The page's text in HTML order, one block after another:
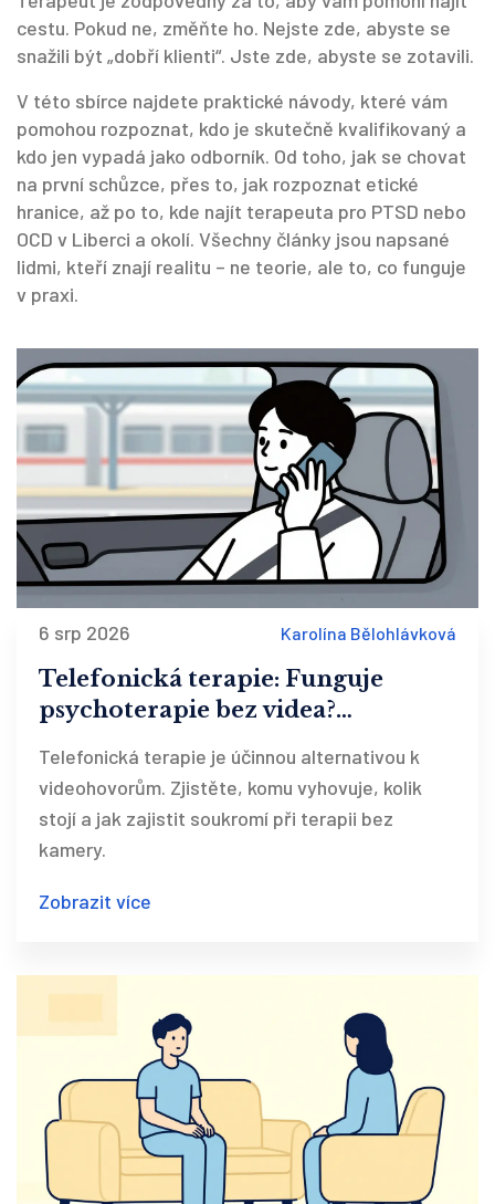
cestu. Pokud ne, změňte ho. Nejste zde, abyste se
snažili být „dobří klienti“. Jste zde, abyste se zotavili.
V této sbírce najdete praktické návody, které vám
pomohou rozpoznat, kdo je skutečně kvalifikovaný a
kdo jen vypadá jako odborník. Od toho, jak se chovat
na první schůzce, přes to, jak rozpoznat etické
hranice, až po to, kde najít terapeuta pro PTSD nebo
OCD v Liberci a okolí. Všechny články jsou napsané
lidmi, kteří znají realitu – ne teorie, ale to, co funguje
v praxi.
6 srp 2026 Karolína Bělohlávková
Telefonická terapie: Funguje
psychoterapie bez videa?
Telefonická terapie je účinnou alternativou k
videohovorům. Zjistěte, komu vyhovuje, kolik
stojí a jak zajistit soukromí při terapii bez
kamery.
Zobrazit více